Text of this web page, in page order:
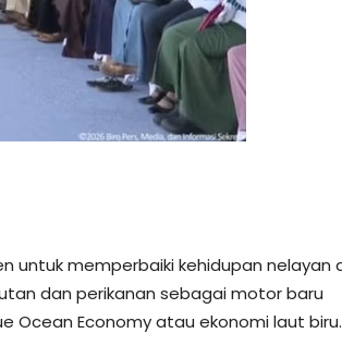
untuk memperbaiki kehidupan nelayan
dan perikanan sebagai motor baru
Ocean Economy atau ekonomi laut biru.